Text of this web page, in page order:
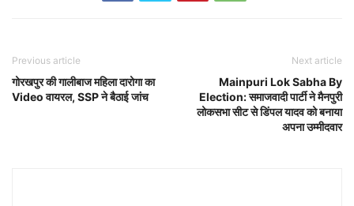
Previous article
गोरखपुर की गालीबाज महिला दारोगा का
Video वायरल, SSP ने बैठाई जांच
Next article
Mainpuri Lok Sabha By
Election: समाजवादी पार्टी ने मैनपुरी
लोकसभा सीट से डिंपल यादव को बनाया
अपना उम्मीदवार